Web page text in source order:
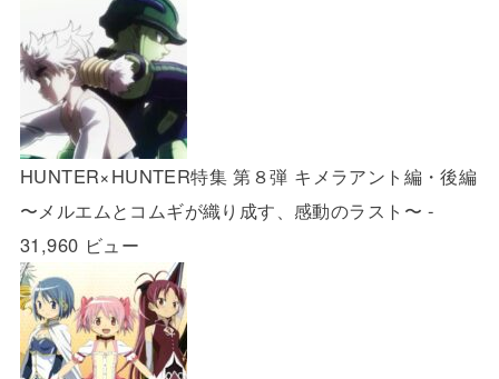
HUNTER×HUNTER特集 第８弾 キメラアント編・後編
〜メルエムとコムギが織り成す、感動のラスト〜 -
31,960 ビュー